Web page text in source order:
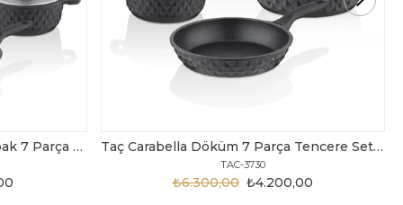
Taç Carabella Döküm 7 Parça Tencere Seti Siyah Taç Master Cook Tombik 7 Parça Tencere Seti Gri
TAC-3820
₺2.450,00
₺3.199,00